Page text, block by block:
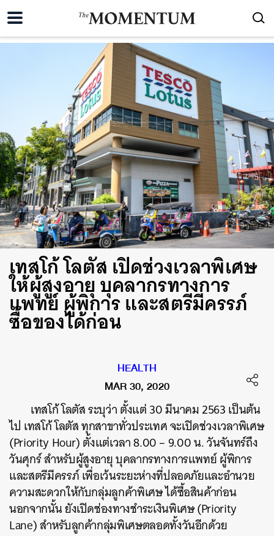
เทสโก้ โลตัส เปิดช่วงเวลาพิเศษ
ให้ผู้สูงอายุ บุคลากรทางการ
แพทย์ ผู้พิการ และสตรีมีครรภ์
ซื้อของได้ก่อน
HEALTH
MAR 30, 2020
เทสโก้ โลตัส ระบุว่า ตั้งแต่ 30 มีนาคม 2563 เป็นต้น
ไป เทสโก้ โลตัส ทุกสาขาทั่วประเทศ จะเปิดช่วงเวลาพิเศษ
(Priority Hour) ตั้งแต่เวลา 8.00 – 9.00 น. วันจันทร์ถึง
วันศุกร์ สำหรับผู้สูงอายุ บุคลากรทางการแพทย์ ผู้พิการ
และสตรีมีครรภ์ เพื่อเว้นระยะห่างที่ปลอดภัยและอำนวย
ความสะดวกให้กับกลุ่มลูกค้าพิเศษ ได้ซื้อสินค้าก่อน
นอกจากนั้น ยังเปิดช่องทางชำระเงินพิเศษ (Priority
Lane) สำหรับลูกค้ากลุ่มพิเศษตลอดทั้งวันอีกด้วย